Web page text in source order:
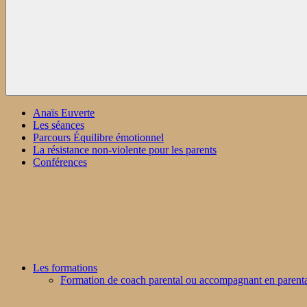
Anaïs Euverte
Les séances
Parcours Équilibre émotionnel
La résistance non-violente pour les parents
Conférences
Les formations
Formation de coach parental ou accompagnant en